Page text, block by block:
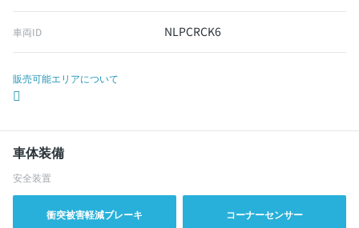
車両ID NLPCRCK6
販売可能エリアについて
車体装備
安全装置
衝突被害軽減ブレーキ コーナーセンサー